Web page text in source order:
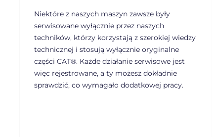
Niektóre z naszych maszyn zawsze były
serwisowane wyłącznie przez naszych
techników, którzy korzystają z szerokiej wiedzy
technicznej i stosują wyłącznie oryginalne
części CAT®. Każde działanie serwisowe jest
więc rejestrowane, a ty możesz dokładnie
sprawdzić, co wymagało dodatkowej pracy.